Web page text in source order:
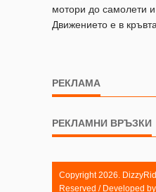
мотори до самолети
Движението е в
РЕКЛАМА
РЕКЛАМНИ ВРЪЗКИ
Copyright 2026.
Reserved / Developed by